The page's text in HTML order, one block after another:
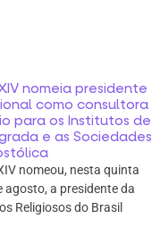
nomeia presidente
como consultora
para os Institutos de
e as Sociedades
nomeou, nesta quinta
agosto, a presidente da
Religiosos do Brasil